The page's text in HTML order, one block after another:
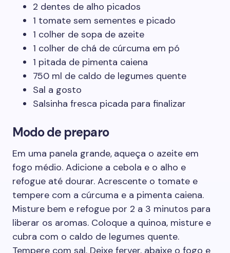
2 dentes de alho picados
1 tomate sem sementes e picado
1 colher de sopa de azeite
1 colher de chá de cúrcuma em pó
1 pitada de pimenta caiena
750 ml de caldo de legumes quente
Sal a gosto
Salsinha fresca picada para finalizar
Modo de preparo
Em uma panela grande, aqueça o azeite em
fogo médio. Adicione a cebola e o alho e
refogue até dourar. Acrescente o tomate e
tempere com a cúrcuma e a pimenta caiena.
Misture bem e refogue por 2 a 3 minutos para
liberar os aromas. Coloque a quinoa, misture e
cubra com o caldo de legumes quente.
Tempere com sal. Deixe ferver, abaixe o fogo e